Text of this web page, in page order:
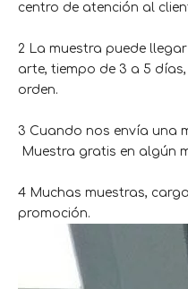
centro de atención al
2 La muestra puede
arte, tiempo de 3 a 5
orden.
3 Cuando nos envía una
Muestra gratis en algún
4 Muchas muestras,
promoción.